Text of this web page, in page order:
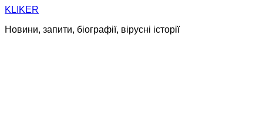
Skip
content
KLIKER
Новини, запити, біографії, вірусні історії